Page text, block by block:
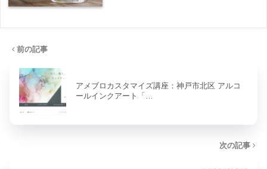
前の記事
アメブロカスタマイズ講座：神戸市北区 アルコ
ールインクアート「…
次の記事